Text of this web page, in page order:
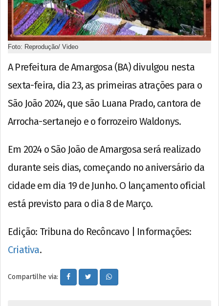
Foto: Reprodução/ Video
A Prefeitura de Amargosa (BA) divulgou nesta
sexta-feira, dia 23, as primeiras atrações para o
São João 2024, que são Luana Prado, cantora de
Arrocha-sertanejo e o forrozeiro Waldonys.
Em 2024 o São João de Amargosa será realizado
durante seis dias, começando no aniversário da
cidade em dia 19 de Junho. O lançamento oficial
está previsto para o dia 8 de Março.
Edição: Tribuna do Recôncavo | Informações:
Criativa.
Compartilhe via: